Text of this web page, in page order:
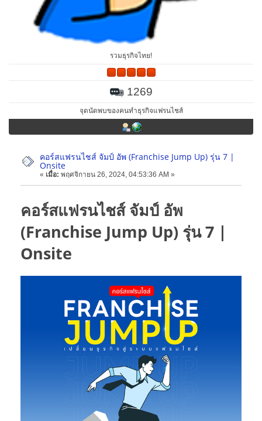
รวมธุรกิจไทย!
1269
จุดนัดพบของคนทำธุรกิจแฟรนไชส์
คอร์สแฟรนไชส์ จัมป์ อัพ (Franchise Jump Up) รุ่น 7 |
Onsite
« เมื่อ: พฤศจิกายน 26, 2024, 04:53:36 AM »
คอร์สแฟรนไชส์ จัมป์ อัพ
(Franchise Jump Up) รุ่น 7 |
Onsite